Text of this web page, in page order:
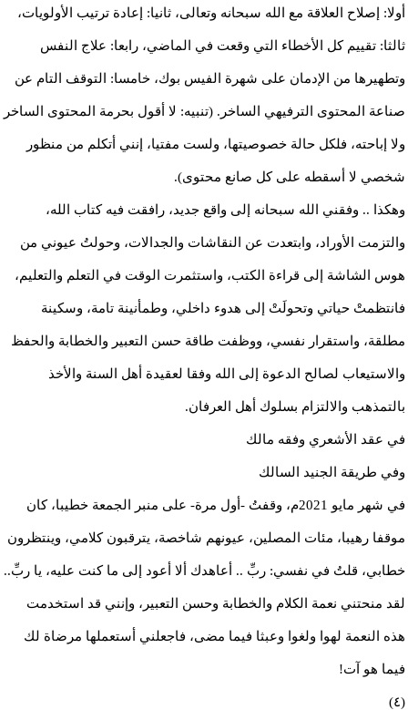
أولا: إصلاح العلاقة مع الله سبحانه وتعالى، ثانيا: إعادة ترتيب الأولويات،
ثالثا: تقييم كل الأخطاء التي وقعت في الماضي، رابعا: علاج النفس
وتطهيرها من الإدمان على شهرة الفيس بوك، خامسا: التوقف التام عن
صناعة المحتوى الترفيهي الساخر. (تنبيه: لا أقول بحرمة المحتوى الساخر
ولا إباحته، فلكل حالة خصوصيتها، ولست مفتيا، إنني أتكلم من منظور
شخصي لا أسقطه على كل صانع محتوى).
وهكذا .. وفقني الله سبحانه إلى واقع جديد، رافقت فيه كتاب الله،
والتزمت الأوراد، وابتعدت عن النقاشات والجدالات، وحولتُ عيوني من
هوس الشاشة إلى قراءة الكتب، واستثمرت الوقت في التعلم والتعليم،
فانتظمتْ حياتي وتحولَتْ إلى هدوء داخلي، وطمأنينة تامة، وسكينة
مطلقة، واستقرار نفسي، ووظفت طاقة حسن التعبير والخطابة والحفظ
والاستيعاب لصالح الدعوة إلى الله وفقا لعقيدة أهل السنة والأخذ
بالتمذهب والالتزام بسلوك أهل العرفان.
في عقد الأشعري وفقه مالك
وفي طريقة الجنيد السالك
في شهر مايو 2021م، وقفتُ -أول مرة- على منبر الجمعة خطيبا، كان
موقفا رهيبا، مئات المصلين، عيونهم شاخصة، يترقبون كلامي، وينتظرون
خطابي، قلتُ في نفسي: ربِّ .. أعاهدك ألا أعود إلى ما كنت عليه، يا ربِّ..
لقد منحتني نعمة الكلام والخطابة وحسن التعبير، وإنني قد استخدمت
هذه النعمة لهوا ولغوا وعبثا فيما مضى، فاجعلني أستعملها مرضاة لك
فيما هو آت!
(٤)